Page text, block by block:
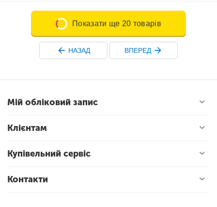
Показати ще 20 товарів
НАЗАД ВПЕРЕД
Мій обліковий запис
Клієнтам
Купівельний сервіс
Контакти